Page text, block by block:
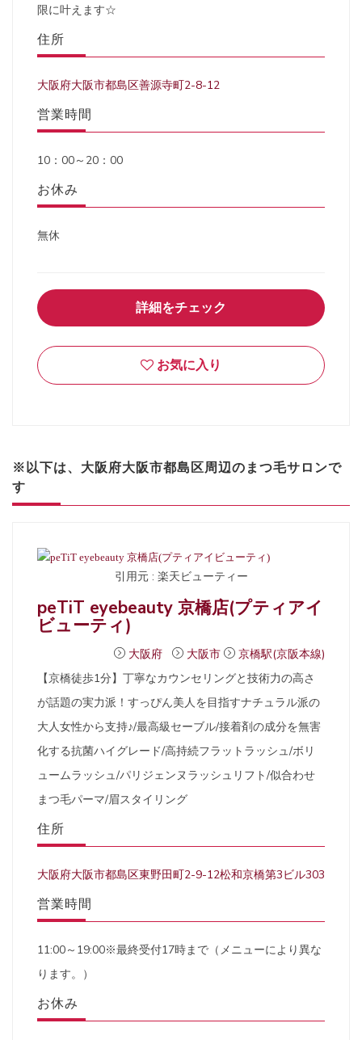
限に叶えます☆
住所
大阪府大阪市都島区善源寺町2-8-12
営業時間
10：00～20：00
お休み
無休
詳細をチェック
お気に入り
※以下は、大阪府大阪市都島区周辺のまつ毛サロンで
す
引用元 : 楽天ビューティー
peTiT eyebeauty 京橋店(プティアイ
ビューティ)
大阪府 大阪市
京橋駅(京阪本線)
【京橋徒歩1分】丁寧なカウンセリングと技術力の高さ
が話題の実力派！すっぴん美人を目指すナチュラル派の
大人女性から支持♪/最高級セーブル/接着剤の成分を無害
化する抗菌ハイグレード/高持続フラットラッシュ/ボリ
ュームラッシュ/パリジェンヌラッシュリフト/似合わせ
まつ毛パーマ/眉スタイリング
住所
大阪府大阪市都島区東野田町2-9-12松和京橋第3ビル303
営業時間
11:00～19:00※最終受付17時まで（メニューにより異な
ります。）
お休み